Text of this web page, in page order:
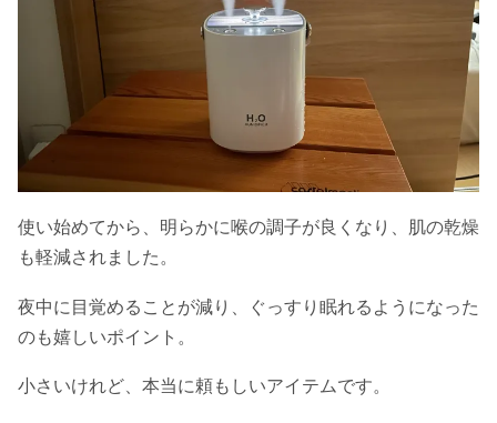
使い始めてから、明らかに喉の調子が良くなり、肌の乾燥
も軽減されました。
夜中に目覚めることが減り、ぐっすり眠れるようになった
のも嬉しいポイント。
小さいけれど、本当に頼もしいアイテムです。